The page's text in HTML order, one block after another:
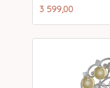
Pris
3 599,00mva.